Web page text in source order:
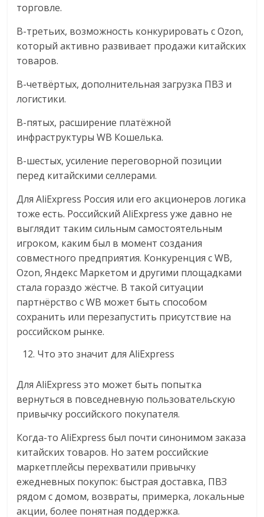
торговле.
В-третьих, возможность конкурировать с Ozon,
который активно развивает продажи китайских
товаров.
В-четвёртых, дополнительная загрузка ПВЗ и
логистики.
В-пятых, расширение платёжной
инфраструктуры WB Кошелька.
В-шестых, усиление переговорной позиции
перед китайскими селлерами.
Для AliExpress Россия или его акционеров логика
тоже есть. Российский AliExpress уже давно не
выглядит таким сильным самостоятельным
игроком, каким был в момент создания
совместного предприятия. Конкуренция с WB,
Ozon, Яндекс Маркетом и другими площадками
стала гораздо жёстче. В такой ситуации
партнёрство с WB может быть способом
сохранить или перезапустить присутствие на
российском рынке.
Что это значит для AliExpress
Для AliExpress это может быть попытка
вернуться в повседневную пользовательскую
привычку российского покупателя.
Когда-то AliExpress был почти синонимом заказа
китайских товаров. Но затем российские
маркетплейсы перехватили привычку
ежедневных покупок: быстрая доставка, ПВЗ
рядом с домом, возвраты, примерка, локальные
акции, более понятная поддержка.